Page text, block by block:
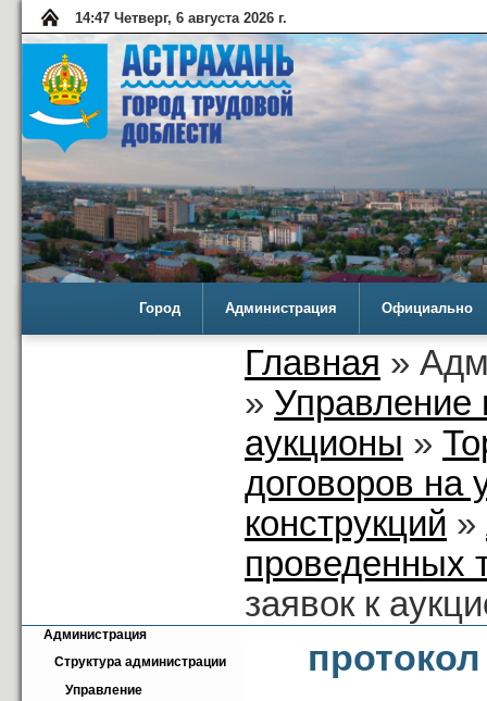
14:47 Четверг, 6 августа 2026 г.
Город Администрация Официально
Главная »
» Управление
аукционы »
договоров на
конструкций »
проведенных
заявок к
Администрация
Структура администрации
Управление